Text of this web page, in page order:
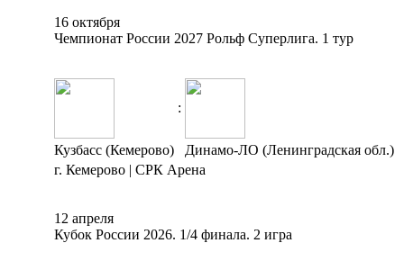
16 октября
Чемпионат России 2027 Рольф Суперлига. 1 тур
:
Кузбасс (Кемерово)
Динамо-ЛО (Ленинградская обл.)
г. Кемерово | СРК Арена
12 апреля
Кубок России 2026. 1/4 финала. 2 игра